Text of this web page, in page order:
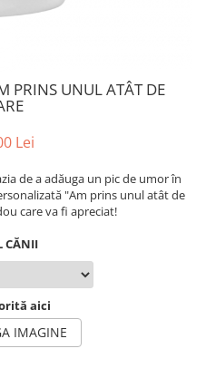
PRINS UNUL ATÂT DE
Lei
de a adăuga un pic de umor în
"Am prins unul atât de
care va fi apreciat!
CĂNII
aici
IMAGINE